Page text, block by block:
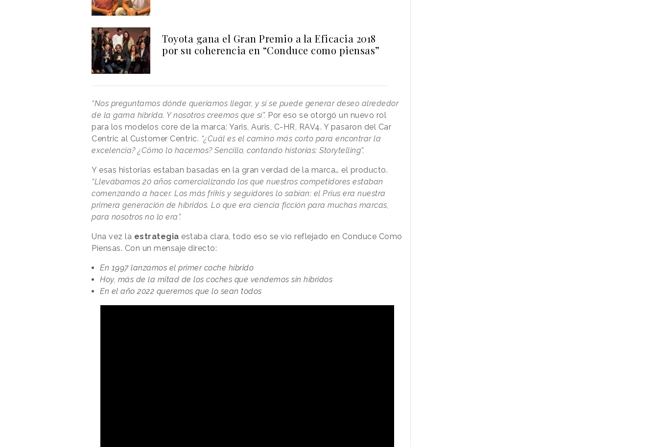
Toyota gana el Gran Premio a la Eficacia 2018
por su coherencia en “Conduce como piensas”
“Nos preguntamos dónde queríamos llegar, y si se puede generar deseo alrededor
de la gama híbrida. Y nosotros creemos que sí”. Por eso se otorgó un nuevo rol
para los modelos core de la marca: Yaris, Auris, C-HR, RAV4. Y pasaron del Car
Centric al Customer Centric. “¿Cuál es el camino más corto para encontrar la
excelencia? ¿Cómo lo hacemos? Sencillo, contando historias: Storytelling”.
Y esas historias estaban basadas en la gran verdad de la marca… el producto.
“Llevábamos 20 años comercializando los que nuestros competidores estaban
comenzando a hacer. Los más frikis y seguidores lo sabían: el Prius era nuestra
primera generación de híbridos. Lo que era ciencia ficción para muchas marcas,
para nosotros no lo era”.
Una vez la estrategia estaba clara, todo eso se vio reflejado en Conduce Como
Piensas. Con un mensaje directo:
En 1997 lanzamos el primer coche híbrido
Hoy, más de la mitad de los coches que vendemos sin híbridos
En el año 2022 queremos que lo sean todos